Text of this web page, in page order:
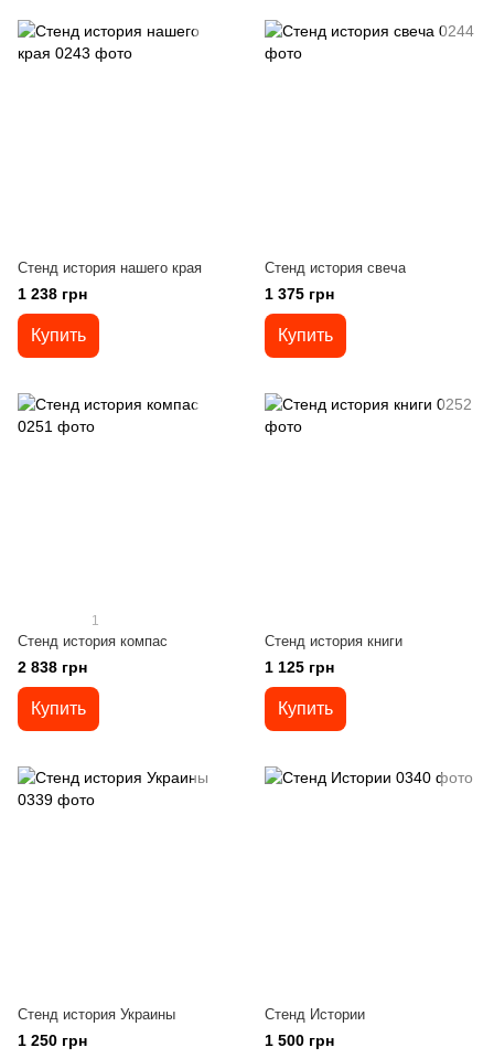
Стенд история нашего края
1 238 грн
Купить
Стенд история свеча
1 375 грн
Купить
1
Стенд история компас
2 838 грн
Купить
Стенд история книги
1 125 грн
Купить
Стенд история Украины
1 250 грн
Стенд Истории
1 500 грн